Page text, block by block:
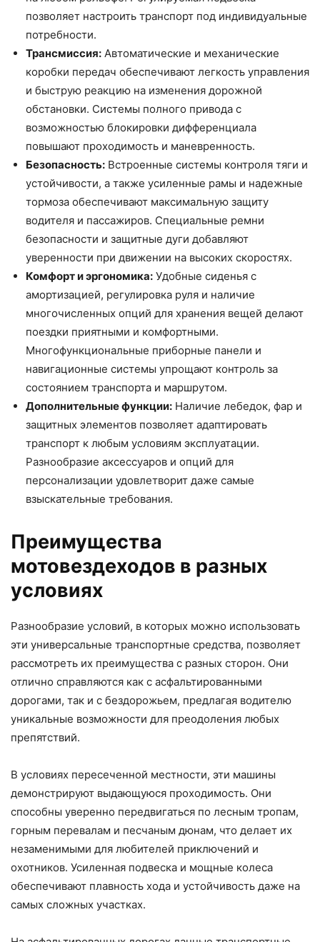
позволяет настроить транспорт под индивидуальные
потребности.
Трансмиссия: Автоматические и механические
коробки передач обеспечивают легкость управления
и быструю реакцию на изменения дорожной
обстановки. Системы полного привода с
возможностью блокировки дифференциала
повышают проходимость и маневренность.
Безопасность: Встроенные системы контроля тяги и
устойчивости, а также усиленные рамы и надежные
тормоза обеспечивают максимальную защиту
водителя и пассажиров. Специальные ремни
безопасности и защитные дуги добавляют
уверенности при движении на высоких скоростях.
Комфорт и эргономика: Удобные сиденья с
амортизацией, регулировка руля и наличие
многочисленных опций для хранения вещей делают
поездки приятными и комфортными.
Многофункциональные приборные панели и
навигационные системы упрощают контроль за
состоянием транспорта и маршрутом.
Дополнительные функции: Наличие лебедок, фар и
защитных элементов позволяет адаптировать
транспорт к любым условиям эксплуатации.
Разнообразие аксессуаров и опций для
персонализации удовлетворит даже самые
взыскательные требования.
Преимущества
мотовездеходов в разных
условиях
Разнообразие условий, в которых можно использовать
эти универсальные транспортные средства, позволяет
рассмотреть их преимущества с разных сторон. Они
отлично справляются как с асфальтированными
дорогами, так и с бездорожьем, предлагая водителю
уникальные возможности для преодоления любых
препятствий.
В условиях пересеченной местности, эти машины
демонстрируют выдающуюся проходимость. Они
способны уверенно передвигаться по лесным тропам,
горным перевалам и песчаным дюнам, что делает их
незаменимыми для любителей приключений и
охотников. Усиленная подвеска и мощные колеса
обеспечивают плавность хода и устойчивость даже на
самых сложных участках.